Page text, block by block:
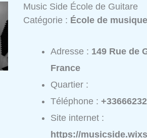
Music Side École de Guitare
Catégorie : École de musique
Adresse : 149 Rue de
France
Quartier :
Téléphone :
Site internet :
https://